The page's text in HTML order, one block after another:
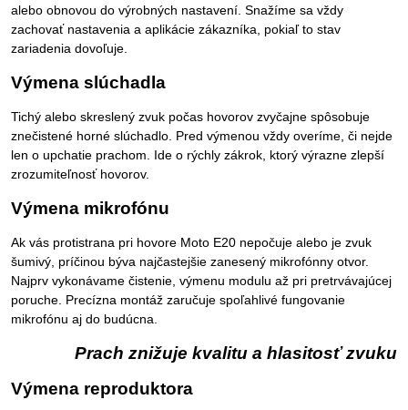
alebo obnovou do výrobných nastavení. Snažíme sa vždy
zachovať nastavenia a aplikácie zákazníka, pokiaľ to stav
zariadenia dovoľuje.
Výmena slúchadla
Tichý alebo skreslený zvuk počas hovorov zvyčajne spôsobuje
znečistené horné slúchadlo. Pred výmenou vždy overíme, či nejde
len o upchatie prachom. Ide o rýchly zákrok, ktorý výrazne zlepší
zrozumiteľnosť hovorov.
Výmena mikrofónu
Ak vás protistrana pri hovore Moto E20 nepočuje alebo je zvuk
šumivý, príčinou býva najčastejšie zanesený mikrofónny otvor.
Najprv vykonávame čistenie, výmenu modulu až pri pretrvávajúcej
poruche. Precízna montáž zaručuje spoľahlivé fungovanie
mikrofónu aj do budúcna.
Prach znižuje kvalitu a hlasitosť zvuku
Výmena reproduktora